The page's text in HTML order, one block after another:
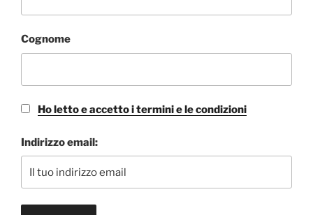
Cognome
Ho letto e accetto i termini e le condizioni
Indirizzo email: